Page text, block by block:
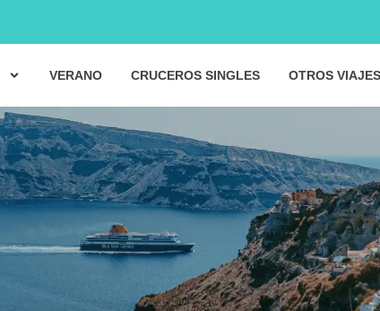
VERANO CRUCEROS SINGLES OTROS VIAJES